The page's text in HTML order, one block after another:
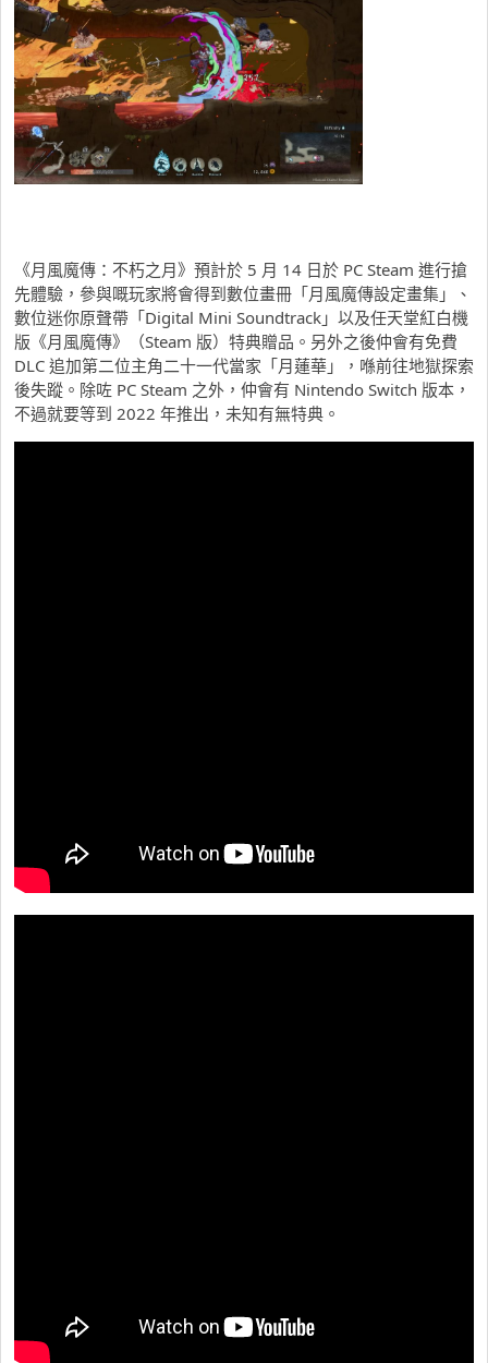
《月風魔傳：不朽之月》預計於 5 月 14 日於 PC Steam 進行搶
先體驗，參與嘅玩家將會得到數位畫冊「月風魔傳設定畫集」、
數位迷你原聲帶「Digital Mini Soundtrack」以及任天堂紅白機
版《月風魔傳》（Steam 版）特典贈品。另外之後仲會有免費
DLC 追加第二位主角二十一代當家「月蓮華」，喺前往地獄探索
後失蹤。除咗 PC Steam 之外，仲會有 Nintendo Switch 版本，
不過就要等到 2022 年推出，未知有無特典。